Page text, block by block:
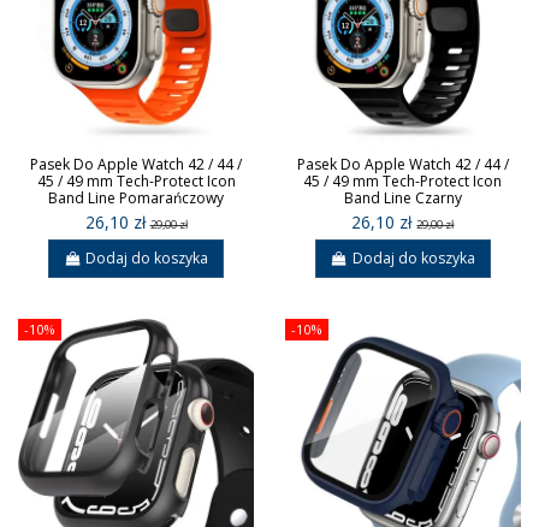
Pasek Do Apple Watch 42 / 44 /
45 / 49 mm Tech-Protect Icon
Band Line Pomarańczowy
26,10 zł29,00 zł
Dodaj do koszyka
Pasek Do Apple Watch 42 / 44 /
45 / 49 mm Tech-Protect Icon
Band Line Czarny
26,10 zł29,00 zł
Dodaj do koszyka
-10% -10%